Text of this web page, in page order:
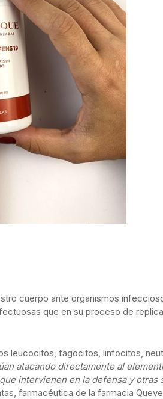
cuerpo ante organismos
que en su proceso de
leucocitos, fagocitos, linfocitos,
atacando directamente al
intervienen en la defensa y otras
farmacéutica de la farmacia